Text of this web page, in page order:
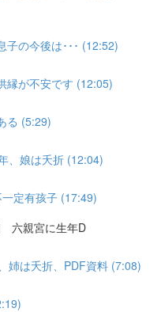
子の今後は･･･ (12:52)
縁が不安です (12:05)
る (5:29)
、娘は夭折 (12:04)
定有孩子 (17:49)
六親宮に生年D
姉は夭折、PDF資料 (7:08)